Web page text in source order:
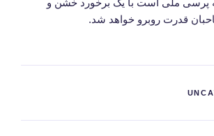
پرسی ملّی است با یک برخورد خشن و
قدرت روبرو خواهد شد.